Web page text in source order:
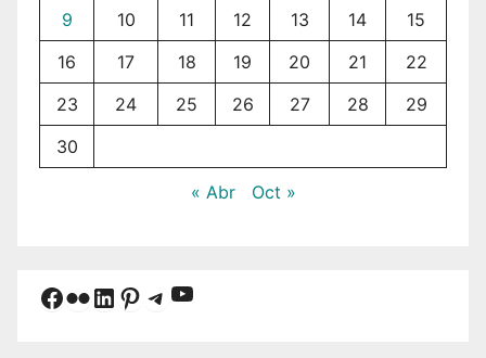
9 10 11 12 13 14
15
16
17 18 19 20 21
22
23
24 25 26 27 28
29
30
« Abr Oct »
Facebook
Flickr
LinkedIn
Pinterest
Telegram
YouTube